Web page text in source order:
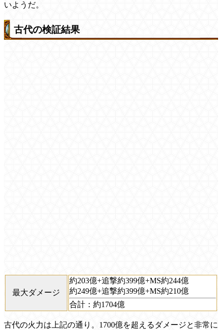
いようだ。
古代の検証結果
最大ダメージ
約203億+追撃約399億+MS約244億
約249億+追撃約399億+MS約210億
合計：約1704億
古代の火力は上記の通り。1700億を超えるダメージと非常に